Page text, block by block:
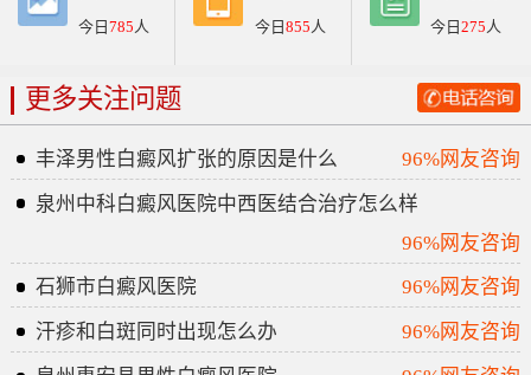
今日785人 今日 855人 今日275人
更多关注问题
丰泽男性白癜风扩张的原因是什么
96%网友咨询
泉州中科白癜风医院中西医结合治疗怎么样
96%网友咨询
石狮市白癜风医院
96%网友咨询
汗疹和白斑同时出现怎么办
96%网友咨询